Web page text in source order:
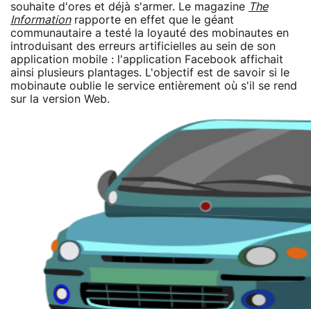
souhaite d'ores et déjà s'armer. Le magazine The
Informationrapporte en effet que le géant
communautaire a testé la loyauté des mobinautes en
introduisant des erreurs artificielles au sein de son
application mobile : l'application Facebook affichait
ainsi plusieurs plantages. L'objectif est de savoir si le
mobinaute oublie le service entièrement où s'il se rend
sur la version Web.